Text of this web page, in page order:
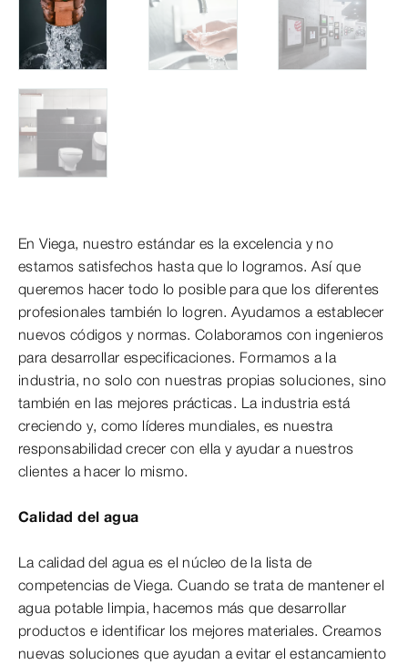
En Viega, nuestro estándar es la excelencia y no
estamos satisfechos hasta que lo logramos. Así que
queremos hacer todo lo posible para que los diferentes
profesionales también lo logren. Ayudamos a establecer
nuevos códigos y normas. Colaboramos con ingenieros
para desarrollar especificaciones. Formamos a la
industria, no solo con nuestras propias soluciones, sino
también en las mejores prácticas. La industria está
creciendo y, como líderes mundiales, es nuestra
responsabilidad crecer con ella y ayudar a nuestros
clientes a hacer lo mismo.
Calidad del agua
La calidad del agua es el núcleo de la lista de
competencias de Viega. Cuando se trata de mantener el
agua potable limpia, hacemos más que desarrollar
productos e identificar los mejores materiales. Creamos
nuevas soluciones que ayudan a evitar el estancamiento